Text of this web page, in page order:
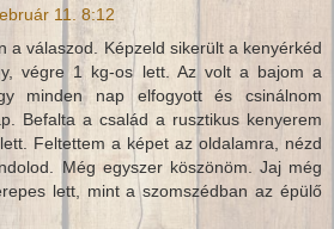
11. 8:12
a válaszod. Képzeld sikerült a kenyérkéd
végre 1 kg-os lett. Az volt a bajom a
minden nap elfogyott és csinálnom
Befalta a család a rusztikus kenyerem
Feltettem a képet az oldalamra, nézd
Még egyszer köszönöm. Jaj még
lett, mint a szomszédban az épülő